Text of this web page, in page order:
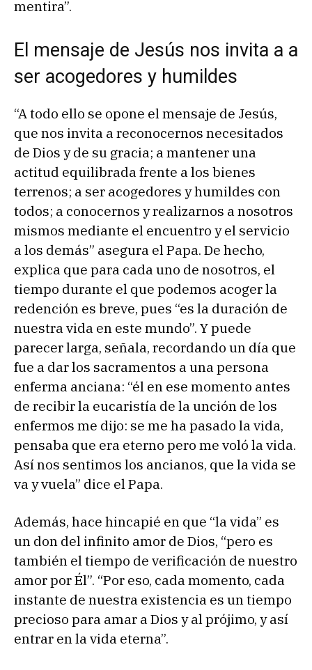
mentira”.
El mensaje de Jesús nos invita a a
ser acogedores y humildes
“A todo ello se opone el mensaje de Jesús,
que nos invita a reconocernos necesitados
de Dios y de su gracia; a mantener una
actitud equilibrada frente a los bienes
terrenos; a ser acogedores y humildes con
todos; a conocernos y realizarnos a nosotros
mismos mediante el encuentro y el servicio
a los demás” asegura el Papa. De hecho,
explica que para cada uno de nosotros, el
tiempo durante el que podemos acoger la
redención es breve, pues “es la duración de
nuestra vida en este mundo”. Y puede
parecer larga, señala, recordando un día que
fue a dar los sacramentos a una persona
enferma anciana: “él en ese momento antes
de recibir la eucaristía de la unción de los
enfermos me dijo: se me ha pasado la vida,
pensaba que era eterno pero me voló la vida.
Así nos sentimos los ancianos, que la vida se
va y vuela” dice el Papa.
Además, hace hincapié en que “la vida” es
un don del infinito amor de Dios, “pero es
también el tiempo de verificación de nuestro
amor por Él”. “Por eso, cada momento, cada
instante de nuestra existencia es un tiempo
precioso para amar a Dios y al prójimo, y así
entrar en la vida eterna”.